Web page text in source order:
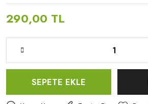
290,00 TL
SEPETE EKLE